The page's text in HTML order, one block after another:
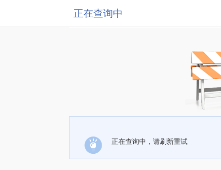
正在查询中
正在查询中，请刷新重试